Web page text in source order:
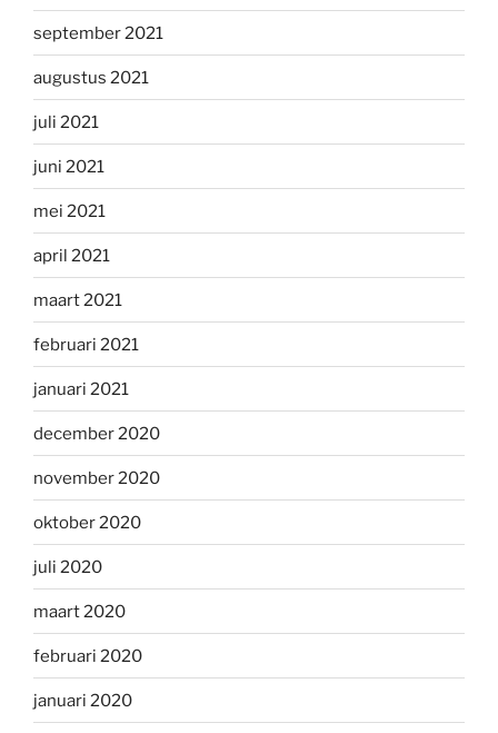
september 2021
augustus 2021
juli 2021
juni 2021
mei 2021
april 2021
maart 2021
februari 2021
januari 2021
december 2020
november 2020
oktober 2020
juli 2020
maart 2020
februari 2020
januari 2020